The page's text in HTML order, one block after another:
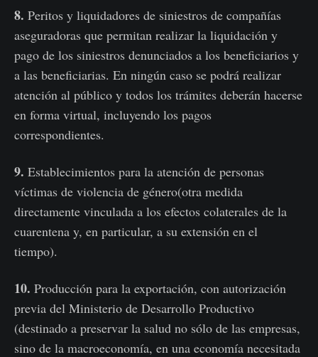
8. Peritos y liquidadores de siniestros de compañías
aseguradoras que permitan realizar la liquidación y
pago de los siniestros denunciados a los beneficiarios y
a las beneficiarias. En ningún caso se podrá realizar
atención al público y todos los trámites deberán hacerse
en forma virtual, incluyendo los pagos
correspondientes.
9. Establecimientos para la atención de personas
víctimas de violencia de género(otra medida
directamente vinculada a los efectos colaterales de la
cuarentena y, en particular, a su extensión en el
tiempo).
10. Producción para la exportación, con autorización
previa del Ministerio de Desarrollo Productivo
(destinado a preservar la salud no sólo de las empresas,
sino de la macroeconomía, en una economía necesitada